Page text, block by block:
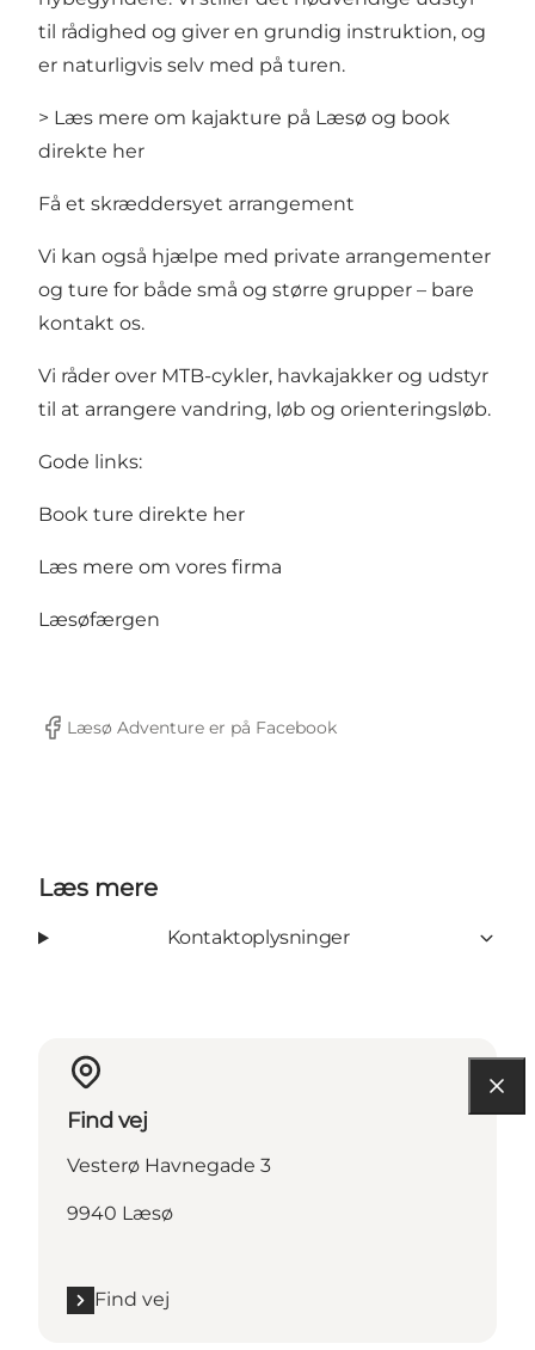
til rådighed og giver en grundig instruktion, og
er naturligvis selv med på turen.
> Læs mere om kajakture på Læsø og book
direkte her
Få et skræddersyet arrangement
Vi kan også hjælpe med private arrangementer
og ture for både små og større grupper – bare
kontakt os.
Vi råder over MTB-cykler, havkajakker og udstyr
til at arrangere vandring, løb og orienteringsløb.
Gode links:
Book ture direkte her
Læs mere om vores firma
Læsøfærgen
Facebook
Læsø Adventure er på Facebook
Læs mere
Kontaktoplysninger
Find vej
Vesterø Havnegade 3
9940 Læsø
Find vej